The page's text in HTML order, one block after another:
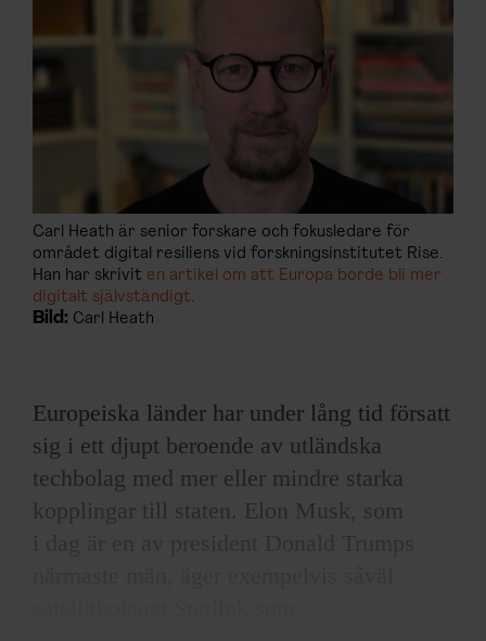
ANNONSERA I F&F
Carl Heath är senior forskare och fokusledare för
området digital resiliens vid forskningsinstitutet Rise.
Han har skrivit en artikel om att Europa borde bli mer
digitalt självständigt.
Bild: Carl Heath
Europeiska länder har under lång tid försatt
sig i ett djupt beroende av utländska
techbolag med mer eller mindre starka
kopplingar till staten. Elon Musk, som